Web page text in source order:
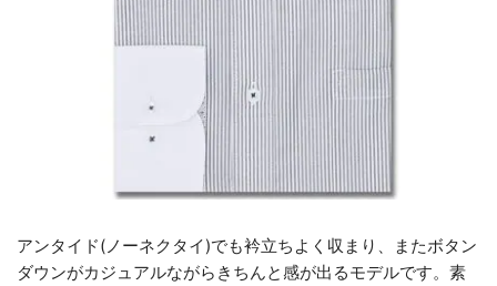
アンタイド(ノーネクタイ)でも衿立ちよく収まり、またボタン
ダウンがカジュアルながらきちんと感が出るモデルです。素